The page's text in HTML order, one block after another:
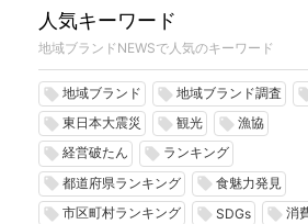
人気キーワード
地域ブランドNEWSで人気のキーワード
local_offer 地域ブランド local_offer 地域ブランド調査
local_offer 東日本大震災 local_offer 観光 local_offer 漁協
local_offer 経営破たん local_offer ランキング
local_offer 都道府県ランキング local_offer 食魅力発見
local_offer 市区町村ランキング local_offer SDGs local_offer 消